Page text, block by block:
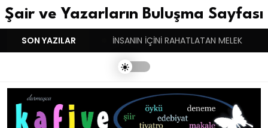
Şair ve Yazarların Buluşma Sayfası
SON YAZILAR
BASARINDIR! İNSANIN İÇİNİ RAHATLATAN MELEK